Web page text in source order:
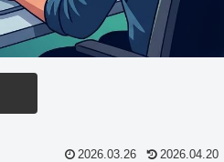
2026.03.26 2026.04.20